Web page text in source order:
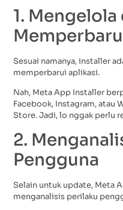
1. Mengelola
Sesuai namanya, installer
memperbarui aplikasi.
Nah, Meta App Installer
Facebook, Instagram, atau
Store. Jadi, lo nggak perlu
2.
Pengguna
Selain untuk update, Meta
menganalisis perilaku